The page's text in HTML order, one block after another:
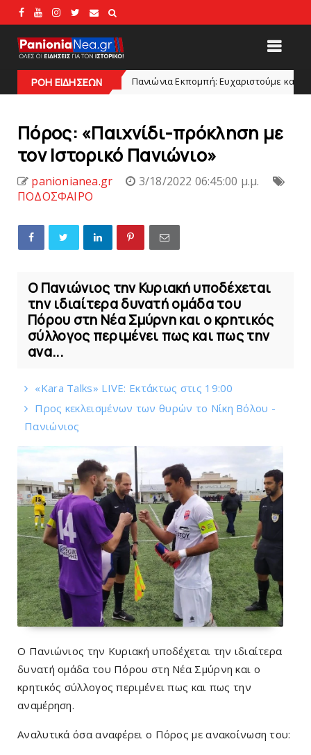
ΡΟΗ ΕΙΔΗΣΕΩΝ
Πανιώνια Εκπομπή: Eυχαριστούμε και... συνεχίζουμε!
Πόρος: «Παιχνίδι-πρόκληση με
τον Ιστορικό Πανιώνιo»
panionianea.gr
3/18/2022 06:45:00 μ.μ.
ΠΟΔΟΣΦΑΙΡΟ
Ο Πανιώνιος την Κυριακή υποδέχεται
την ιδιαίτερα δυνατή ομάδα του
Πόρου στη Νέα Σμύρνη και ο κρητικός
σύλλογος περιμένει πως και πως την
ανα...
«Kara Talks» LIVE: Εκτάκτως στις 19:00
Πρoς κεκλεισμένων των θυρών το Νίκη Βόλου -
Πανιώνιος
Ο Πανιώνιος την Κυριακή υποδέχεται την ιδιαίτερα
δυνατή ομάδα του Πόρου στη Νέα Σμύρνη και ο
κρητικός σύλλογος περιμένει πως και πως την
αναμέρηση.
Αναλυτικά όσα αναφέρει ο Πόρος με ανακοίνωση του: